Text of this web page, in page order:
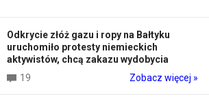
Odkrycie złóż gazu i ropy na Bałtyku
uruchomiło protesty niemieckich
aktywistów, chcą zakazu wydobycia
19
Zobacz więcej »